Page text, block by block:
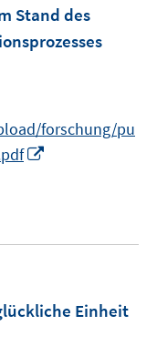
n
s
ö
n
Stand des
forschung/pu
u
F
Einheit